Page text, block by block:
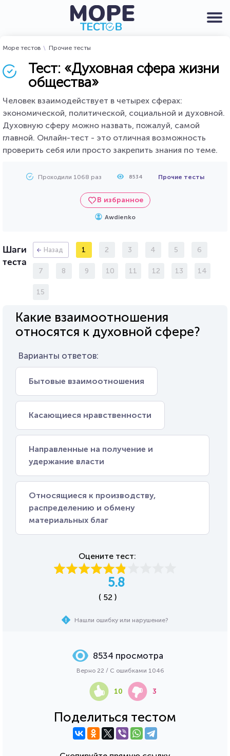
Море тестов Прочие тесты
Тест: «Духовная сфера жизни
общества»
Человек взаимодействует в четырех сферах:
экономической, политической, социальной и духовной.
Духовную сферу можно назвать, пожалуй, самой
главной. Онлайн-тест - это отличная возможность
проверить себя или просто закрепить знания по теме.
Проходили 1068 раз 8534 Прочие тесты
В избранное
Awdienko
Шаги
теста
Назад 1 2 3 4 5 6
7 8 9 10 11 12 13 14
15
Какие взаимоотношения
относятся к духовной сфере?
Варианты ответов:
Бытовые взаимоотношения
Касающиеся нравственности
Направленные на получение и
удержание власти
Относящиеся к производству,
распределению и обмену
материальных благ
Оцените тест:
5.8
( 52 )
Нашли ошибку или нарушение?
Поделиться тестом
8534 просмотра
Верно 22 / С ошибками 1046
10 3